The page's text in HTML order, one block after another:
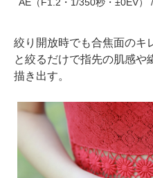
絞り開放時でも合焦面のキ
と絞るだけで指先の肌感や
描き出す。